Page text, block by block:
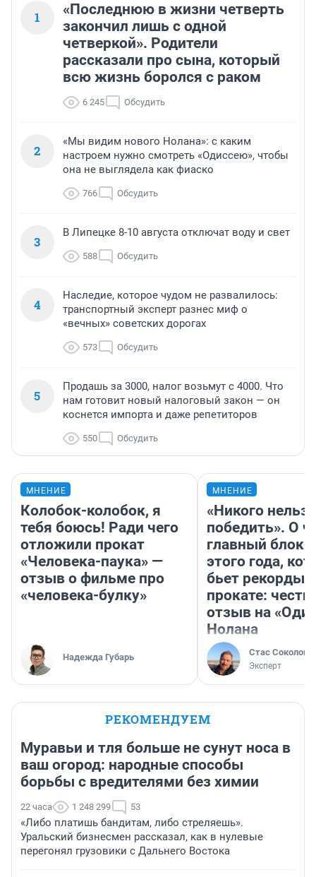
1
«Последнюю в жизни четверть
закончил лишь с одной
четверкой». Родители
рассказали про сына, который
всю жизнь боролся с раком
6 245 Обсудить
2
«Мы видим нового Нолана»: с каким
настроем нужно смотреть «Одиссею», чтобы
она не выглядела как фиаско
766 Обсудить
3
В Липецке 8-10 августа отключат воду и свет
588 Обсудить
4
Наследие, которое чудом не развалилось:
транспортный эксперт разнес миф о
«вечных» советских дорогах
573 Обсудить
5
Продашь за 3000, налог возьмут с 4000. Что
нам готовит новый налоговый закон — он
коснется импорта и даже репетиторов
550 Обсудить
МНЕНИЕ
Колобок-колобок, я
тебя боюсь! Ради чего
отложили прокат
«Человека-паука» —
отзыв о фильме про
«человека-булку»
Надежда Губарь
МНЕНИЕ
«Никого нельзя
победить». О
главный
этого года,
бьет рекорды в
прокате:
отзыв на
Нолана
Стас Соколов
Эксперт
РЕКОМЕНДУЕМ
Муравьи и тля больше не сунут носа в
ваш огород: народные способы
борьбы с вредителями без химии
22 часа 1 248 299 53
«Либо платишь бандитам, либо стреляешь».
Уральский бизнесмен рассказал, как в нулевые
перегонял грузовики с Дальнего Востока